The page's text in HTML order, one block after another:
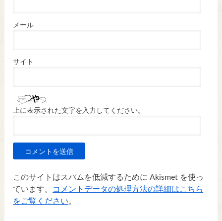
メール
サイト
上に表示された文字を入力してください。
このサイトはスパムを低減するために Akismet を使っ
ています。
コメントデータの処理方法の詳細はこちら
をご覧ください。